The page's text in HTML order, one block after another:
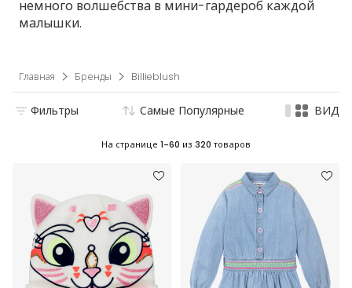
немного волшебства в мини-гардероб каждой
малышки.
Главная Бренды Billieblush
Фильтры Самые Популярные ВИД
На странице 1-60 из 320 товаров